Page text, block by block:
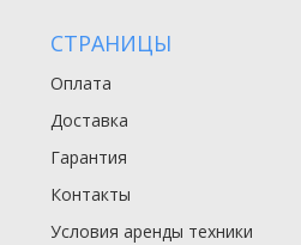
СТРАНИЦЫ
Оплата
Доставка
Гарантия
Контакты
Условия аренды техники